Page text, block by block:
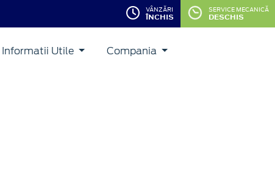
VÂNZĂRI
ÎNCHIS
SERVICE MECANICĂ
DESCHIS
Informatii Utile Compania